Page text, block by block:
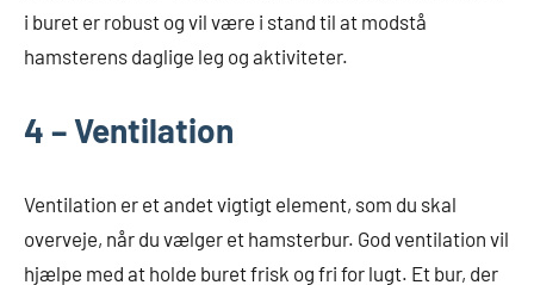
i buret er robust og vil være i stand til at modstå
hamsterens daglige leg og aktiviteter.
4 – Ventilation
Ventilation er et andet vigtigt element, som du skal
overveje, når du vælger et hamsterbur. God ventilation vil
hjælpe med at holde buret frisk og fri for lugt. Et bur, der